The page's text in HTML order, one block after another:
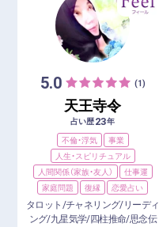
5.0 (1)
天王寺令
占い歴23年
不倫・浮気
事業
人生・スピリチュアル
人間関係（家族・友人）
仕事運
家庭問題
復縁 恋愛占い
タロット/チャネリング/リーディ
ング/九星気学/四柱推命/思念伝